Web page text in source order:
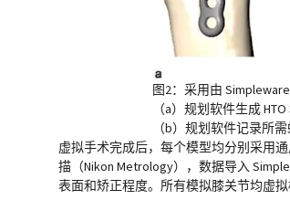
图2：采用由
（a）规划软件生成
（b）规划软件记录所
虚拟手术完成后，每个模型均分别采用
描（Nikon Metrology），数据导入
表面和矫正程度。所有模拟膝关节均虚拟